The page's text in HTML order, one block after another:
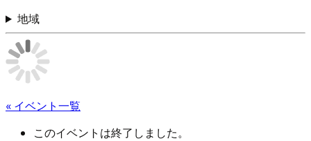
地域
« イベント一覧
このイベントは終了しました。